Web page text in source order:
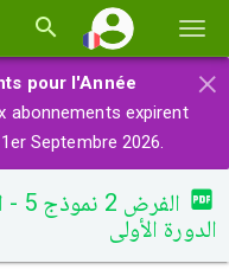
la×
pour l'Année
abonnements expirent
Septembre 2026.
الدورة الأولى